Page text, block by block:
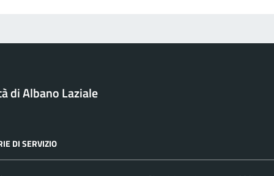
di Albano Laziale
DI SERVIZIO